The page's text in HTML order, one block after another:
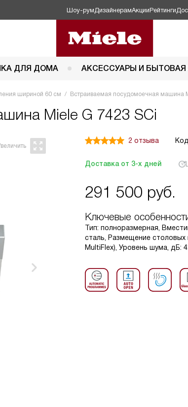
Шоу-рум ДизайнерамАкцииРейтинги
ДЛЯ ДОМА АКСЕССУАРЫ И БЫТОВАЯ
шириной 60 см Встраиваемая посудомоечная машина
Miele G 7423 SCi
2 отзыва
Доставка от 3-х дней
291 500 руб.
Ключевые
Тип: полноразмерная,
сталь, Размещение
MultiFlex), Уровень шума, дБ: